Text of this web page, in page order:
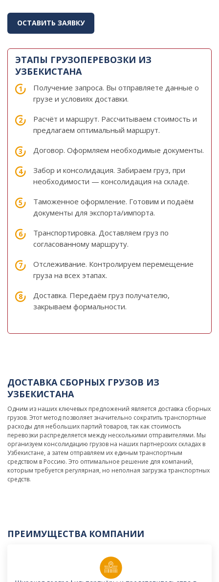
ОСТАВИТЬ ЗАЯВКУ
ЭТАПЫ ГРУЗОПЕРЕВОЗКИ ИЗ
УЗБЕКИСТАНА
Получение запроса. Вы отправляете данные о
грузе и условиях доставки.
Расчёт и маршрут. Рассчитываем стоимость и
предлагаем оптимальный маршрут.
Договор. Оформляем необходимые документы.
Забор и консолидация. Забираем груз, при
необходимости — консолидация на складе.
Таможенное оформление. Готовим и подаём
документы для экспорта/импорта.
Транспортировка. Доставляем груз по
согласованному маршруту.
Отслеживание. Контролируем перемещение
груза на всех этапах.
Доставка. Передаём груз получателю,
закрываем формальности.
ДОСТАВКА СБОРНЫХ ГРУЗОВ ИЗ
УЗБЕКИСТАНА
Одним из наших ключевых предложений является доставка сборных
грузов. Этот метод позволяет значительно сократить транспортные
расходы для небольших партий товаров, так как стоимость
перевозки распределяется между несколькими отправителями. Мы
организуем консолидацию грузов на наших партнерских складах в
Узбекистане, а затем отправляем их единым транспортным
средством в Россию. Это оптимальное решение для компаний,
которым требуется регулярная, но неполная загрузка транспортных
средств.
ПРЕИМУЩЕСТВА КОМПАНИИ